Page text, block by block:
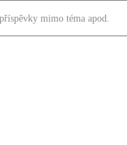
mimo téma apod.